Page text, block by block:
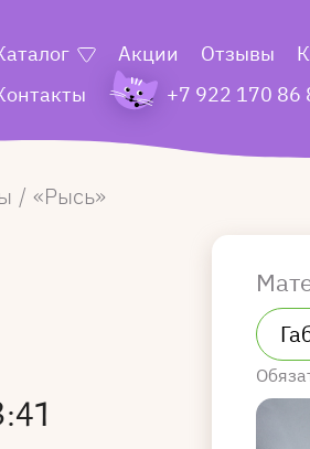
Акции Отзывы
+7 922 170 86
Рысь